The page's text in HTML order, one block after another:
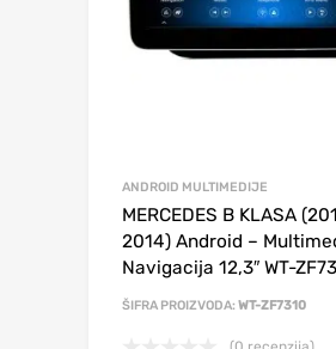
ANDROID MULTIMEDIJE
MERCEDES B KLASA
2014) Android –
Navigacija 12,3″ WT-
ŠIFRA PROIZVODA: WT-ZF7310